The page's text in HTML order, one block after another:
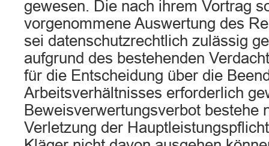
gewesen. Die nach ihrem Vortrag
vorgenommene Auswertung des
sei datenschutzrechtlich zulässig
aufgrund des bestehenden
für die Entscheidung über die
Arbeitsverhältnisses erforderlich
Beweisverwertungsverbot bestehe
Verletzung der